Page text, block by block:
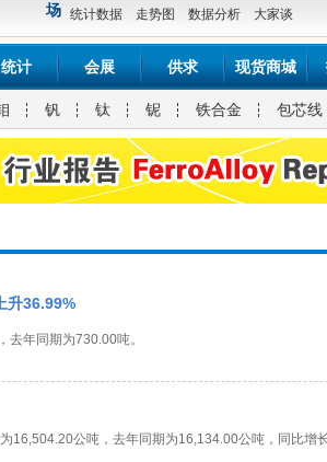
场 统计数据
走势图 数据分析 大家谈
统计 会展 供求 现货商城
钒 钛 铌 铁合金 包芯线
升36.99%
年同期为730.00吨。
16,504.20公吨，去年同期为16,134.00公吨，同比增长